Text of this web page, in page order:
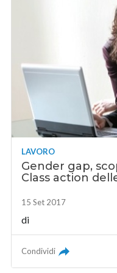
LAVORO
Gender gap,
Class action
15 Set 2017
di
Condividi